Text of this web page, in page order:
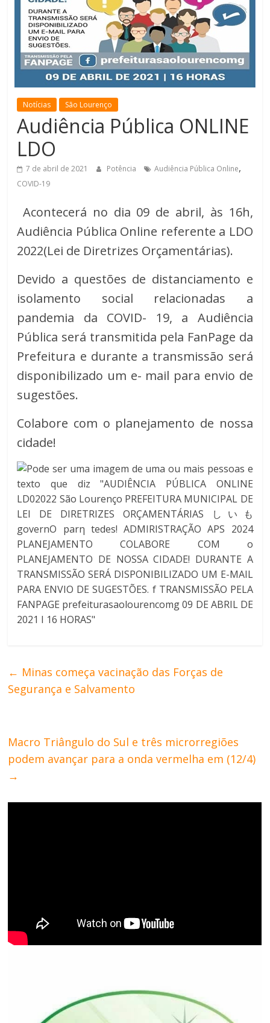
Minas
Notícias São Lourenço
Audiência Pública ONLINE
LDO
7 de abril de 2021 Potência Audiência Pública Online,
COVID-19
Acontecerá no dia 09 de abril, às 16h,
Audiência Pública Online referente a LDO
2022(Lei de Diretrizes Orçamentárias).
Devido a questões de distanciamento e
isolamento social relacionadas a
pandemia da COVID- 19, a Audiência
Pública será transmitida pela FanPage da
Prefeitura e durante a transmissão será
disponibilizado um e- mail para envio de
sugestões.
Colabore com o planejamento de nossa
cidade!
← Minas começa vacinação das Forças de
Segurança e Salvamento
Macro Triângulo do Sul e três microrregiões
podem avançar para a onda vermelha em (12/4)
→